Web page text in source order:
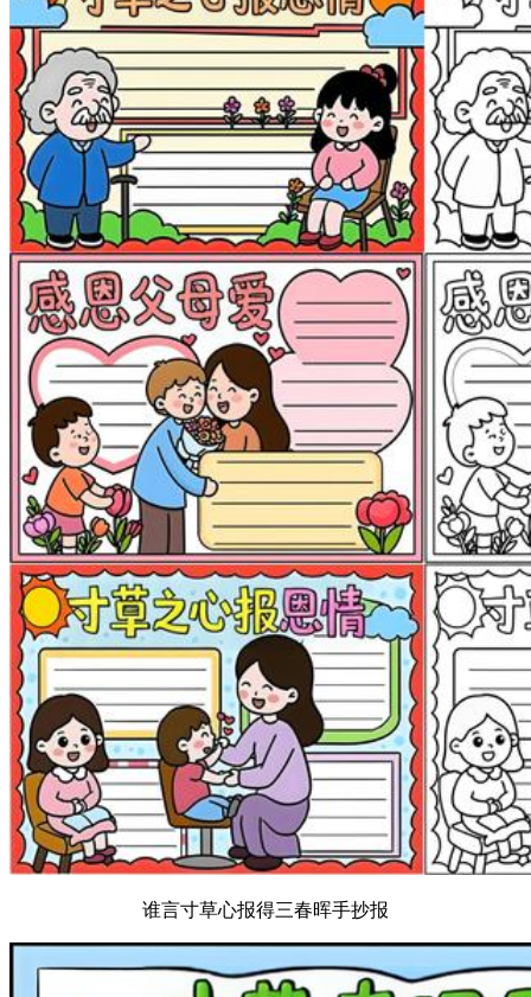
谁言寸草心报得三春晖手抄报